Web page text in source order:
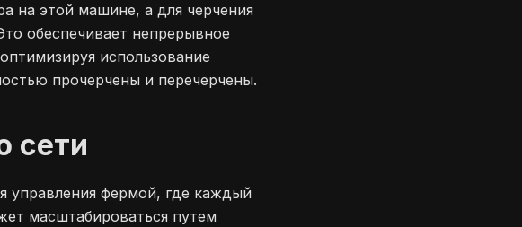
на этой машине, а для черчения
обеспечивает непрерывное
использование
прочерчены и перечерчены.
сети
управления фермой, где каждый
масштабироваться путем